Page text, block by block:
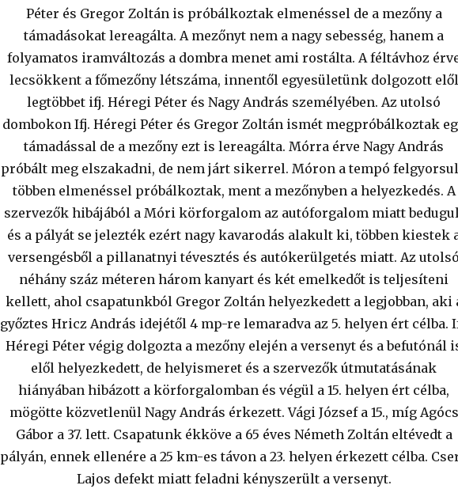
Péter és Gregor Zoltán is próbálkoztak elmenéssel de a mezőny a
támadásokat lereagálta. A mezőnyt nem a nagy sebesség, hanem a
folyamatos iramváltozás a dombra menet ami rostálta. A féltávhoz
lecsökkent a főmezőny létszáma, innentől egyesületünk dolgozott elől
legtöbbet ifj. Héregi Péter és Nagy András személyében. Az utolsó
dombokon Ifj. Héregi Péter és Gregor Zoltán ismét megpróbálkoztak
támadással de a mezőny ezt is lereagálta. Mórra érve Nagy András
próbált meg elszakadni, de nem járt sikerrel. Móron a tempó
többen elmenéssel próbálkoztak, ment a mezőnyben a helyezkedés. A
szervezők hibájából a Móri körforgalom az autóforgalom miatt
és a pályát se jelezték ezért nagy kavarodás alakult ki, többen kiestek
versengésből a pillanatnyi tévesztés és autókerülgetés miatt. Az
néhány száz méteren három kanyart és két emelkedőt is teljesíteni
kellett, ahol csapatunkból Gregor Zoltán helyezkedett a legjobban, aki
győztes Hricz András idejétől 4 mp-re lemaradva az 5. helyen ért célba.
Héregi Péter végig dolgozta a mezőny elején a versenyt és a befutónál
elől helyezkedett, de helyismeret és a szervezők útmutatásának
hiányában hibázott a körforgalomban és végül a 15. helyen ért célba,
mögötte közvetlenül Nagy András érkezett. Vági József a 15., míg Agócs
Gábor a 37. lett. Csapatunk ékköve a 65 éves Németh Zoltán eltévedt a
pályán, ennek ellenére a 25 km-es távon a 23. helyen érkezett célba.
Lajos defekt miatt feladni kényszerült a versenyt.